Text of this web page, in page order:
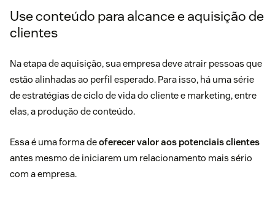
Use conteúdo para alcance e aquisição de
clientes
Na etapa de aquisição, sua empresa deve atrair pessoas que
estão alinhadas ao perfil esperado. Para isso, há uma série
de estratégias de ciclo de vida do cliente e marketing, entre
elas, a produção de conteúdo.
Essa é uma forma deoferecer valor aos potenciais clientes
antes mesmo de iniciarem um relacionamento mais sério
com a empresa.